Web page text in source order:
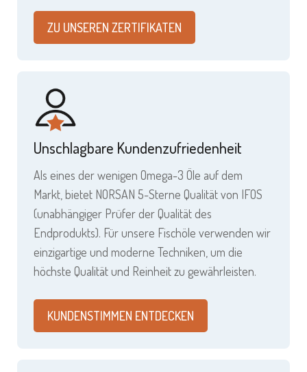
ZU UNSEREN ZERTIFIKATEN
Unschlagbare Kundenzufriedenheit
Als eines der wenigen Omega-3 Öle auf dem
Markt, bietet NORSAN 5-Sterne Qualität von IFOS
(unabhängiger Prüfer der Qualität des
Endprodukts). Für unsere Fischöle verwenden wir
einzigartige und moderne Techniken, um die
höchste Qualität und Reinheit zu gewährleisten.
KUNDENSTIMMEN ENTDECKEN